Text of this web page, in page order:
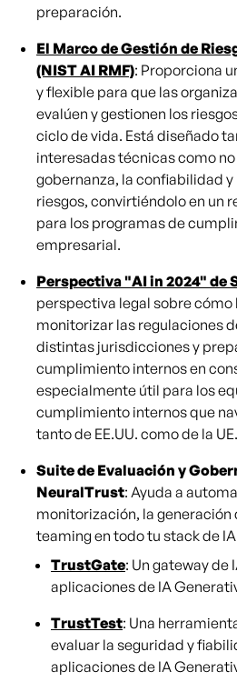
preparación.
El Marco de Gestión de
(NIST AI RMF): Proporciona
y flexible para que las
evalúen y gestionen los
ciclo de vida. Está diseñado
interesadas técnicas como
gobernanza, la confiabilidad
riesgos, convirtiéndolo en un
para los programas de
empresarial.
Perspectiva "AI in 2024" de
perspectiva legal sobre cómo
monitorizar las regulaciones
distintas jurisdicciones y
cumplimiento internos en
especialmente útil para los
cumplimiento internos que
tanto de EE.UU. como de la UE.
Suite de Evaluación y
NeuralTrust: Ayuda a
monitorización, la generación
teaming en todo tu stack de
TrustGate: Un gateway de
aplicaciones de IA
TrustTest: Una
evaluar la seguridad y
aplicaciones de IA